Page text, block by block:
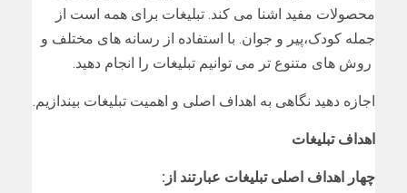
محصولات مفید اشنا می کند. تبلیغات برای همه است از
جمله کودک،پیر و جوان. با استفاده از رسانه های مختلف و
روش های متنوع تر می توانیم تبلیغات را انجام دهید.
اجازه دهید نگاهی به اهداف اصلی و اهمیت تبلیغات بیندازیم.
اهداف تبلیغات
چهار اهداف اصلی تبلیغات عبارتند از :